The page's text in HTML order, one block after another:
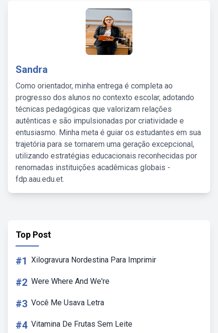
Sandra
Como orientador, minha entrega é completa ao
progresso dos alunos no contexto escolar, adotando
técnicas pedagógicas que valorizam relações
autênticas e são impulsionadas por criatividade e
entusiasmo. Minha meta é guiar os estudantes em sua
trajetória para se tornarem uma geração excepcional,
utilizando estratégias educacionais reconhecidas por
renomadas instituições acadêmicas globais -
fdp.aau.edu.et.
Top Post
#1 Xilogravura Nordestina Para Imprimir
#2 Were Where And We're
#3 Você Me Usava Letra
#4 Vitamina De Frutas Sem Leite